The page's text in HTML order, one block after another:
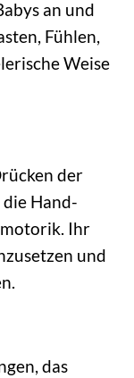
an und
Fühlen,
Weise
der
Hand-
Ihr
und
das